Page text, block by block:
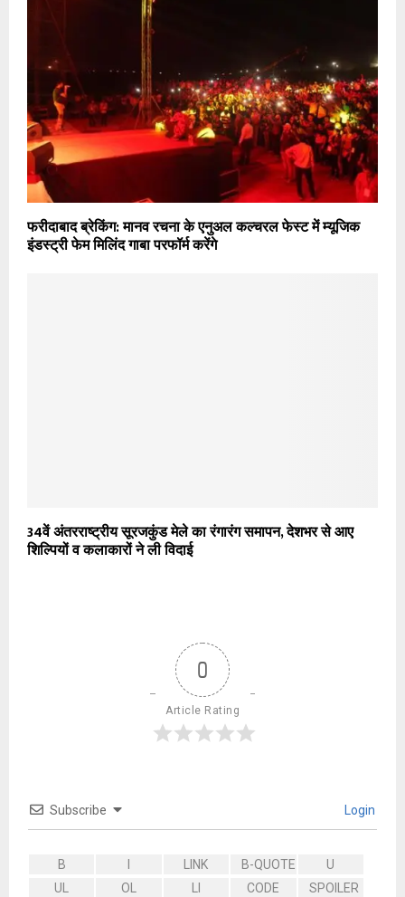
फरीदाबाद ब्रेकिंग: मानव रचना के एनुअल कल्चरल फेस्ट में म्यूजिक
इंडस्ट्री फेम मिलिंद गाबा परफॉर्म करेंगे
34वें अंतरराष्ट्रीय सूरजकुंड मेले का रंगारंग समापन, देशभर से आए
शिल्पियों व कलाकारों ने ली विदाई
0
Article Rating
Subscribe Login